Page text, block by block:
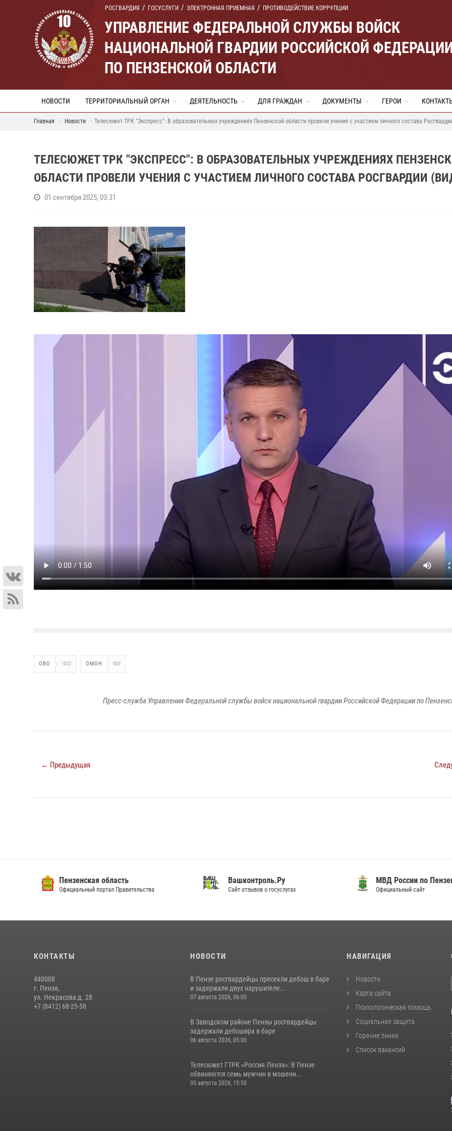
РОСГВАРДИЯ ГОСУСЛУГИ ЭЛЕКТРОННАЯ ПРИЕМНАЯ ПРОТИВОДЕЙСТВИЕ КОРРУПЦИИ
УПРАВЛЕНИЕ ФЕДЕРАЛЬНОЙ СЛУЖБЫ ВОЙСК
НАЦИОНАЛЬНОЙ ГВАРДИИ РОССИЙСКОЙ
ПО ПЕНЗЕНСКОЙ ОБЛАСТИ
НОВОСТИ ТЕРРИТОРИАЛЬНЫЙ ОРГАН ДЕЯТЕЛЬНОСТЬ ДЛЯ ГРАЖДАН ДОКУМЕНТЫ ГЕРОИ
Главная Новости Телесюжет ТРК "Экспресс": В образовательных учреждениях Пензенской области провели учения с участием личного состава
ТЕЛЕСЮЖЕТ ТРК "ЭКСПРЕСС": В ОБРАЗОВАТЕЛЬНЫХ УЧРЕЖДЕНИЯХ
ОБЛАСТИ ПРОВЕЛИ УЧЕНИЯ С УЧАСТИЕМ ЛИЧНОГО СОСТАВА РОСГВАРДИИ
01 сентября 2025, 03:31
ОВО 1932 ОМОН 903
Пресс-служба Управления Федеральной службы войск национальной гвардии Российской Федерации по
← Предыдущая
Пензенская область
Официальный портал Правительства
Вашконтроль.Ру
Сайт отзывов о госуслугах
МВД России по
Официальный сайт
КОНТАКТЫ
440008
г. Пенза,
ул. Некрасова д. 28
+7 (8412) 68-25-58
НОВОСТИ
В Пензе росгвардейцы пресекли дебош в баре
и задержали двух нарушителе...
07 августа 2026, 06:00
В Заводском районе Пензы росгвардейцы
задержали дебошира в баре
06 августа 2026, 05:00
Телесюжет ГТРК «Россия.Пенза»: В Пензе
обвиняются семь мужчин в мошенн...
05 августа 2026, 15:50
НАВИГАЦИЯ
Новости
Карта сайта
Психологическая помощь
Социальная защита
Горячие линии
Список вакансий